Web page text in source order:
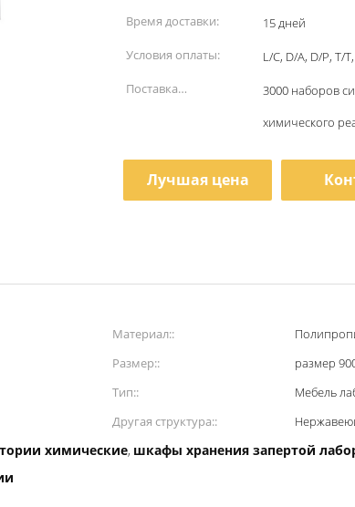
Время доставки:
15 дней
Условия оплаты:
L/C, D/A, D/P, T/
Поставка
3000 наборов
химического
Лучшая цена
Материал::
Размер::
размер
Тип::
Мебель
Другая структура::
химические, шкафы хранения запертой